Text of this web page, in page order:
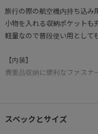
旅行の際の航空機内持ち込み
小物を入れる収納ポケットも
軽量なので普段使い用として
【内装】
貴重品収納に便利なファスナ
【フロントポケット】片側
【背面】
スペックとサイズ